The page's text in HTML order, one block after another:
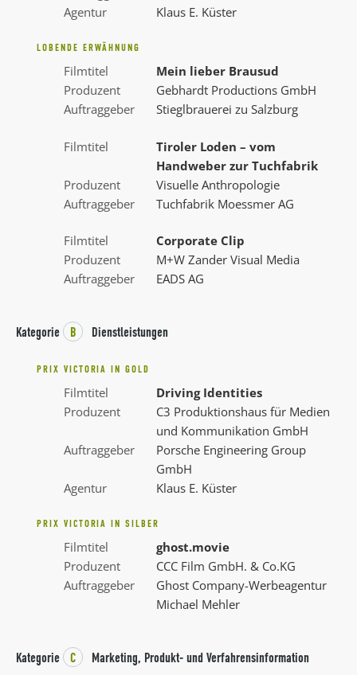
Agentur
Klaus E. Küster
LOBENDE ERWÄHNUNG
Filmtitel
Mein lieber Brausud
Produzent
Gebhardt Productions GmbH
Auftraggeber
Stieglbrauerei zu Salzburg
Filmtitel
Tiroler Loden – vom
Handweber zur Tuchfabrik
Produzent
Visuelle Anthropologie
Auftraggeber
Tuchfabrik Moessmer AG
Filmtitel
Corporate Clip
Produzent
M+W Zander Visual Media
Auftraggeber
EADS AG
Kategorie B Dienstleistungen
PRIX VICTORIA IN GOLD
Filmtitel
Driving Identities
Produzent
C3 Produktionshaus für Medien
und Kommunikation GmbH
Auftraggeber
Porsche Engineering Group
GmbH
Agentur
Klaus E. Küster
PRIX VICTORIA IN SILBER
Filmtitel
ghost.movie
Produzent
CCC Film GmbH. & Co.KG
Auftraggeber
Ghost Company-Werbeagentur
Michael Mehler
Kategorie C Marketing, Produkt- und Verfahrensinformation